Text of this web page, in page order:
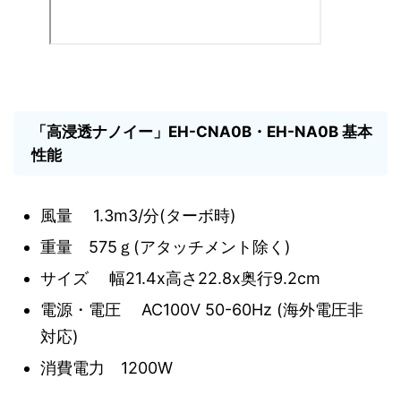
「高浸透ナノイー」EH-CNA0B・EH-NA0B 基本
性能
風量 1.3m3/分(ターボ時)
重量 575ｇ(アタッチメント除く)
サイズ 幅21.4x高さ22.8x奥行9.2cm
電源・電圧 AC100V 50-60Hz (海外電圧非
対応)
消費電力 1200W